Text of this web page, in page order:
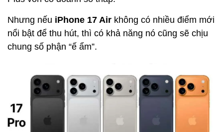
Nhưng nếu iPhone 17 Air không có nhiều điểm mới
nổi bật để thu hút, thì có khả năng nó cũng sẽ chịu
chung số phận “ế ẩm”.